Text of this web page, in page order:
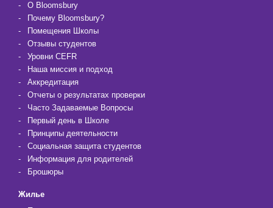
О Bloomsbury
Почему Bloomsbury?
Помещения Школы
Отзывы студентов
Уровни CEFR
Наша миссия и подход
Аккредитация
Отчеты о результатах проверки
Часто Задаваемые Вопросы
Первый день в Школе
Принципы деятельности
Социальная защита студентов
Информация для родителей
Брошюры
Жилье